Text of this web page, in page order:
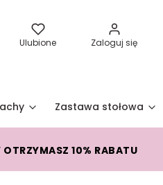
Ulubione Zaloguj się
Zastawa stołowa
OTRZYMASZ 10% RABATU